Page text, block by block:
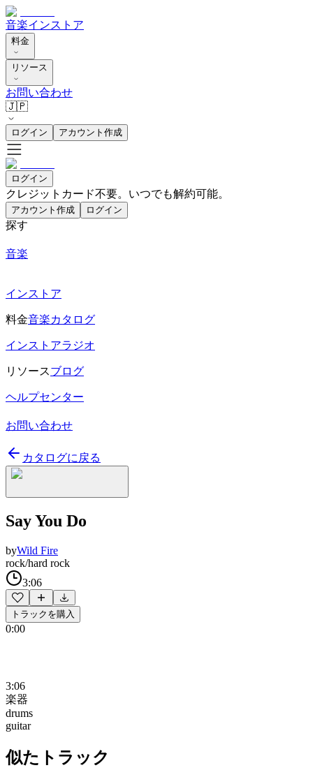
音楽インストア
料金
リソース
お問い合わせ
🇯🇵
ログイン アカウント作成
ログイン
クレジットカード不要。いつでも解約可能。
アカウント作成 ログイン
探す
音楽
インストア
料金音楽カタログ
インストアラジオ
リソースブログ
ヘルプセンター
お問い合わせ
カタログに戻る
Say You Do
byWild Fire
rock/hard rock
3:06
トラックを購入
0:00
3:06
楽器
drums
guitar
似たトラック